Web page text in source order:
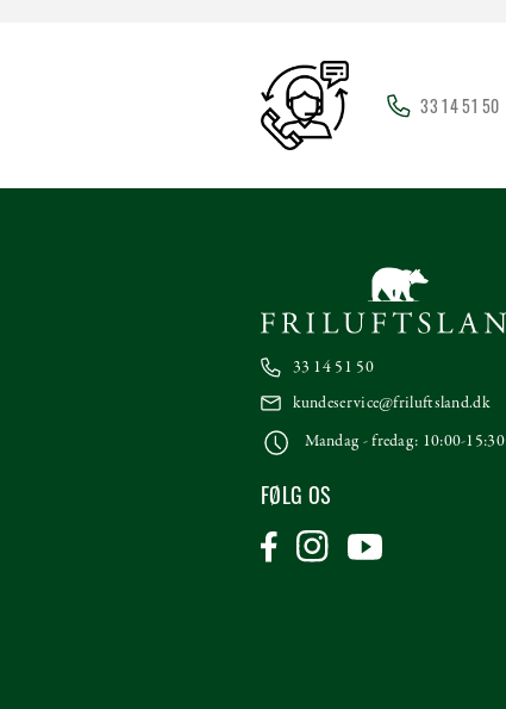
33 14 51 50
33 14 51 50
kundeservice@friluftsland.dk
Mandag - fredag: 10:00-15:30
FØLG OS